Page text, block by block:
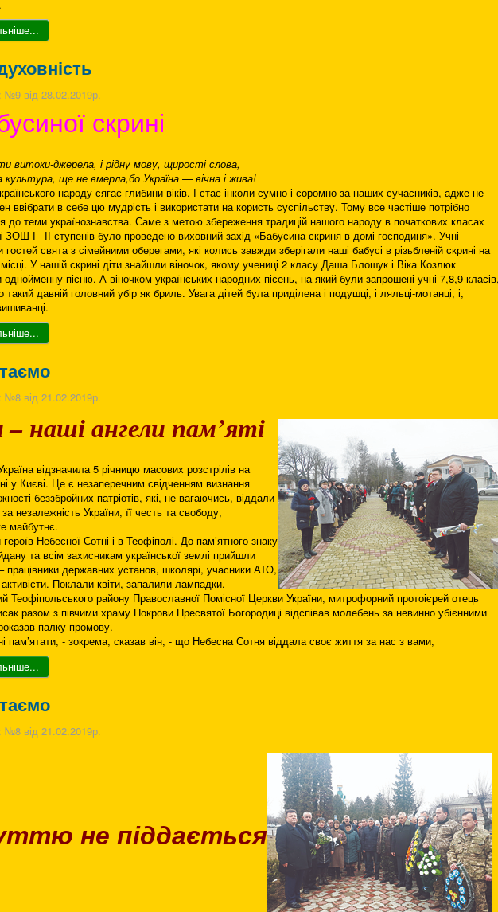
№9 від 28.02.2019р.
скрині
витоки-джерела, і рідну мову, щирості слова,
ще не вмерла,бо Україна — вічна і жива!
народу сягає глибини віків. І стає інколи сумно і соромно за наших сучасників, адже не
ввібрати в себе цю мудрість і використати на користь суспільству. Тому все частіше потрібно
до теми українознавства. Саме з метою збереження традицій нашого народу в початкових класах
ЗОШ І –ІІ ступенів було проведено виховний захід «Бабусина скриня в домі господиня». Учні
свята з сімейними оберегами, які колись завжди зберігали наші бабусі в різьбленій скрині на
У нашій скрині діти знайшли віночок, якому учениці 2 класу Даша Блошук і Віка Козлюк
однойменну пісню. А віночком українських народних пісень, на який були запрошені учні 7,8,9
такий давній головний убір як бриль. Увага дітей була приділена і подушці, і ляльці-мотанці, і,
№8 від 21.02.2019р.
наші ангели пам’яті
відзначила 5 річницю масових розстрілів на
у Києві. Це є незаперечним свідченням визнання
беззбройних патріотів, які, не вагаючись, віддали
незалежність України, її честь та свободу,
майбутнє.
Небесної Сотні і в Теофіполі. До пам’ятного знаку
та всім захисникам української землі прийшли
працівники державних установ, школярі, учасники АТО,
Поклали квіти, запалили лампадки.
Теофіпольського району Православної Помісної Церкви України, митрофорний протоієрей отець
разом з півчими храму Покрови Пресвятої Богородиці відспівав молебень за невинно убієнними
палку промову.
пам’ятати, - зокрема, сказав він, - що Небесна Сотня віддала своє життя за нас з вами,
№8 від 21.02.2019р.
не піддається